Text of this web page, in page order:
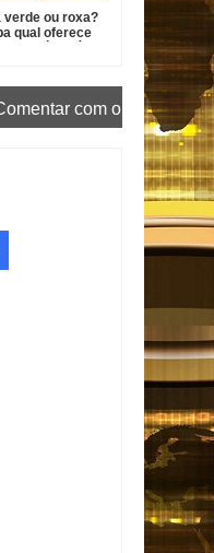
verde ou roxa?
qual oferece
com o